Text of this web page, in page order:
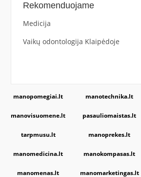
Rekomenduojame
Medicija
Vaikų odontologija Klaipėdoje
manopomegiai.lt manotechnika.lt
manovisuomene.lt pasauliomaistas.lt
tarpmusu.lt manoprekes.lt
manomedicina.lt manokompasas.lt
manomenas.lt manomarketingas.lt